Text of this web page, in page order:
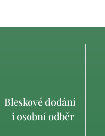
Bleskové dodání
i osobní odběr